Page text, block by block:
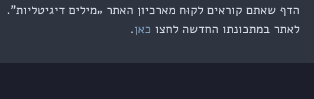
הדף שאתם קוראים לקוּח מארכיון האתר „מילים דיגיטליות”.
לאתר במתכונתו החדשה לחצו כאן.